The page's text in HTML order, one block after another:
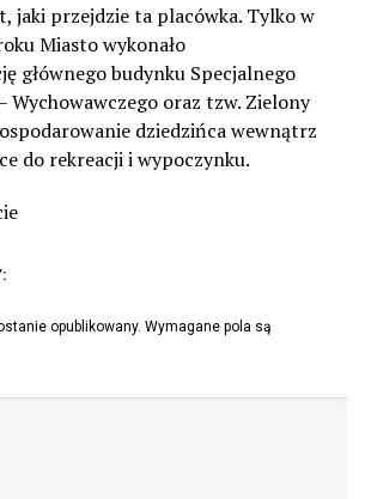
jaki przejdzie ta placówka. Tylko w
Miasto wykonało
głównego budynku Specjalnego
Wychowawczego oraz tzw. Zielony
dziedzińca wewnątrz
do rekreacji i wypoczynku.
opublikowany. Wymagane pola są